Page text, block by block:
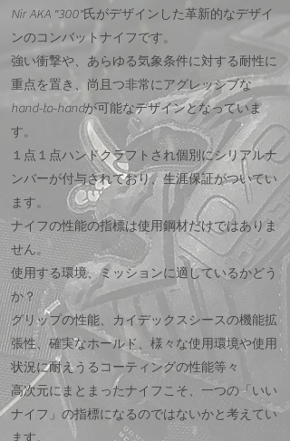
Nir AKA "300"氏がデザインした革新的なデザイ
ンのコンバットナイフです。
強い衝撃や、あらゆる気象条件に対する耐性に
重点を置き、尚且つ非常にアグレッシブな
hand-to-handが可能なデザインとなっていま
す。
１点１点ハンドクラフトされ個別にシリアルナ
ンバーが付与されており、生涯保証がついてい
ます。
ナイフの性能の指標は使用鋼材だけではありま
せん。
使用する環境、ミッションに適しているかどう
か？
グリップの性能、カイデックスシースの機能拡
張性、確実なホールド、様々な使用環境や使用
状況に耐えうるコーティングの性能等々
高次元にまとまったナイフこそ、一つの「いい
ナイフ」の指標になるのではないかと考えてい